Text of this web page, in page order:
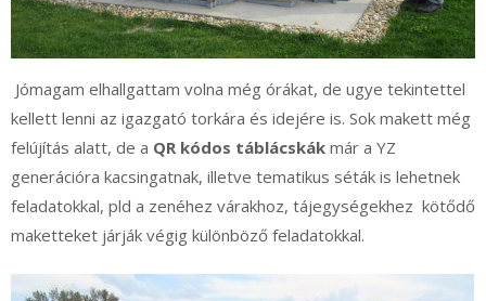
Jómagam elhallgattam volna még órákat, de ugye tekintettel
kellett lenni az igazgató torkára és idejére is. Sok makett még
felújítás alatt, de a QR kódos táblácskák már a YZ
generációra kacsingatnak, illetve tematikus séták is lehetnek
feladatokkal, pld a zenéhez várakhoz, tájegységekhez kötődő
maketteket járják végig különböző feladatokkal.